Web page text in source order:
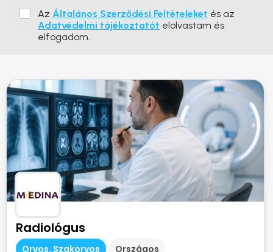
Az Általános Szerződési Feltételeket és az
Adatvédelmi tájékoztatót elolvastam és
elfogadom.
Radiológus
Orvos, Szakorvos Országos